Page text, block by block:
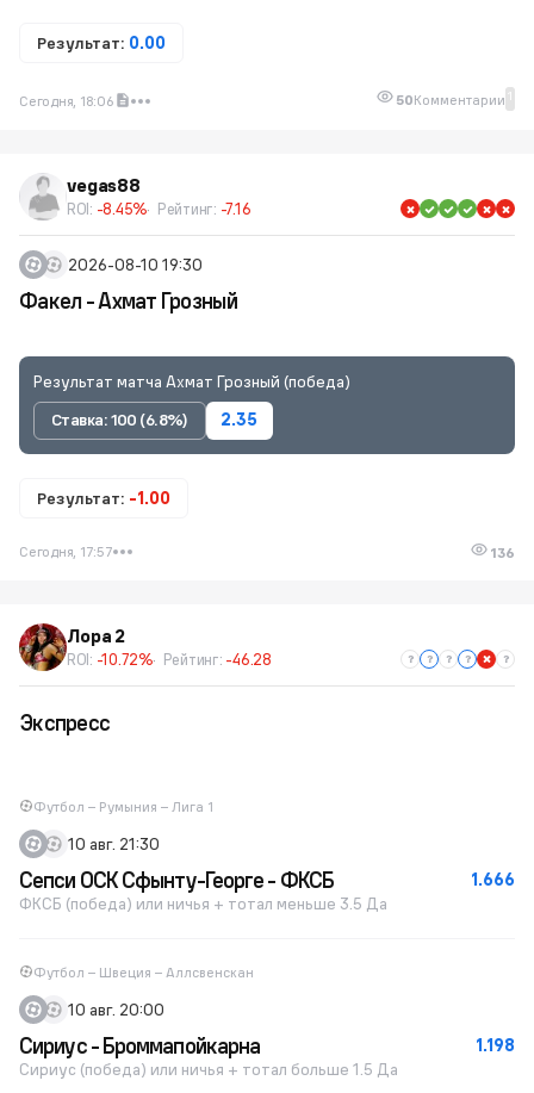
Результат: 0.00
Сегодня, 18:06 50Комментарии 1
vegas88
ROI: -8.45% Рейтинг: -7.16
2026-08-10 19:30
Факел - Ахмат Грозный
Результат матча Ахмат Грозный (победа)
Ставка: 100 (6.8%)
2.35
Результат: -1.00
Сегодня, 17:57 136
Лора 2
ROI: -10.72% Рейтинг: -46.28
Экспресс
Футбол – Румыния – Лига 1
10 авг. 21:30
1.666
Сепси ОСК Сфынту-Георге - ФКСБ
ФКСБ (победа) или ничья + тотал меньше 3.5 Да
Футбол – Швеция – Аллсвенскан
10 авг. 20:00
1.198
Сириус - Броммапойкарна
Сириус (победа) или ничья + тотал больше 1.5 Да